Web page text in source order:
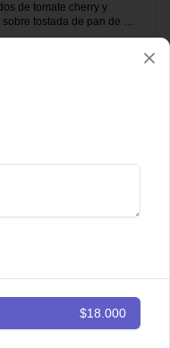
de tomate cherry y
tostada de pan de
especiales
guacamole, pico de gallo,
y queso cheddar.
$18.000